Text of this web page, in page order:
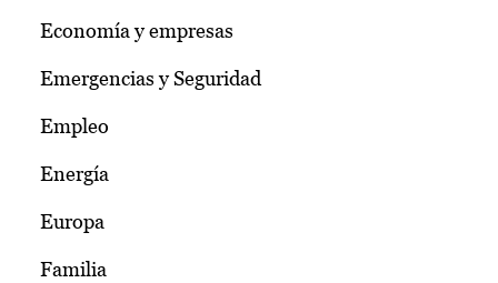
Economía y empresas
Emergencias y Seguridad
Empleo
Energía
Europa
Familia